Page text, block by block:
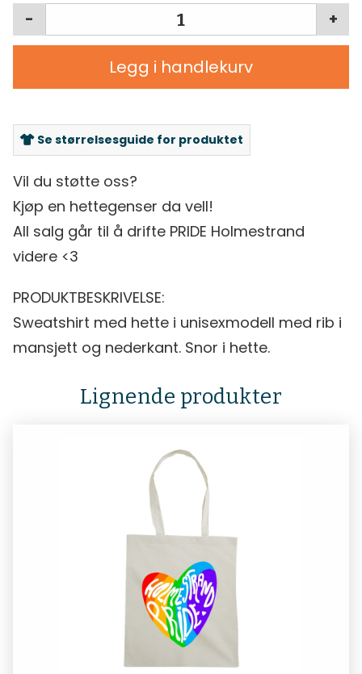
+
-
Legg i handlekurv
Se størrelsesguide for produktet
Vil du støtte oss?
Kjøp en hettegenser da vell!
All salg går til å drifte PRIDE Holmestrand
videre <3
PRODUKTBESKRIVELSE:
Sweatshirt med hette i unisexmodell med rib i
mansjett og nederkant. Snor i hette.
Lignende produkter